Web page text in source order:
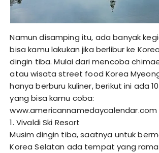
Namun disamping itu, ada banyak
bisa kamu lakukan jika berlibur ke
dingin tiba. Mulai dari mencoba
atau wisata street food Korea
hanya berburu kuliner, berikut ini ada
yang bisa kamu coba:
www.americannamedaycalendar.com
1. Vivaldi Ski Resort
Musim dingin tiba, saatnya untuk
Korea Selatan ada tempat yang